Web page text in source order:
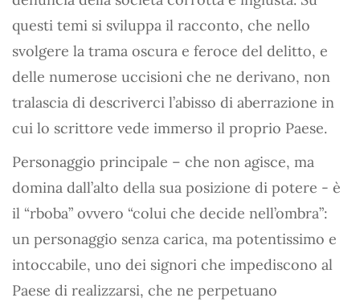
questi temi si sviluppa il racconto, che nello
svolgere la trama oscura e feroce del delitto, e
delle numerose uccisioni che ne derivano, non
tralascia di descriverci l’abisso di aberrazione in
cui lo scrittore vede immerso il proprio Paese.
Personaggio principale – che non agisce, ma
domina dall’alto della sua posizione di potere - è
il “rboba” ovvero “colui che decide nell’ombra”:
un personaggio senza carica, ma potentissimo e
intoccabile, uno dei signori che impediscono al
Paese di realizzarsi, che ne perpetuano